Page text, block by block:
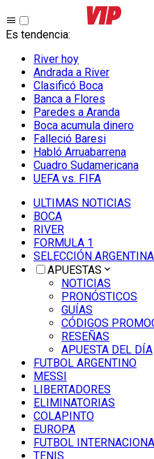
Es tendencia:
River hoy
Andrada a River
Clasificó Boca
Banca a Flores
Paredes a Aranda
Boca acumula dinero
Falleció Baresi
Habló Arruabarrena
Cuadro Sudamericana
UEFA vs. FIFA
ULTIMAS NOTICIAS
BOCA
RIVER
FORMULA 1
SELECCIÓN ARGENTINA
APUESTAS
NOTICIAS
PRONÓSTICOS
GUÍAS
CÓDIGOS
RESEÑAS
APUESTA DEL DÍA
FUTBOL ARGENTINO
MESSI
LIBERTADORES
ELIMINATORIAS
COLAPINTO
EUROPA
FUTBOL
TENIS